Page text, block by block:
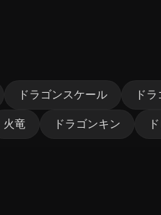
ドラゴンスケール ド
火竜 ドラゴンキン